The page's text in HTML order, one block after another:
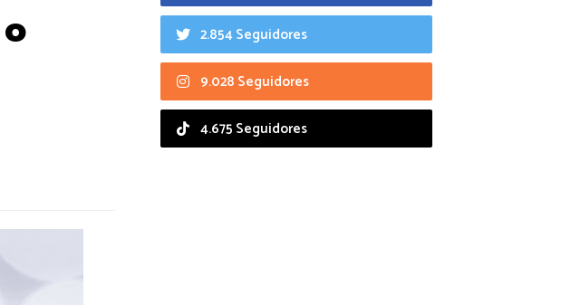
2.854 Seguidores
9.028 Seguidores
4.675 Seguidores